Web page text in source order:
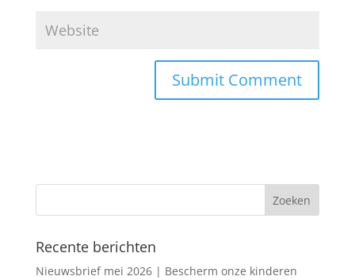
Recente berichten
Nieuwsbrief mei 2026 | Bescherm onze kinderen